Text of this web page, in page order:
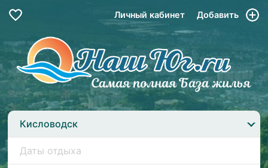
Личный кабинет Добавить
Кисловодск